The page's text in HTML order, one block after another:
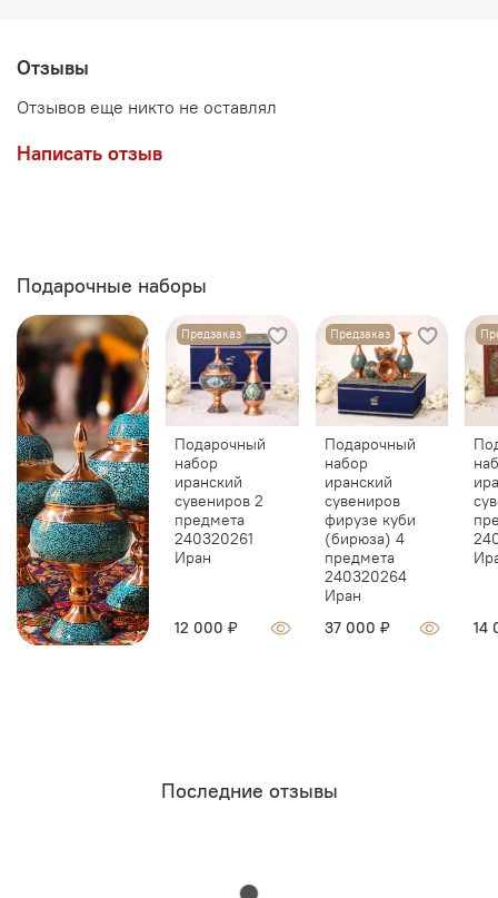
Отзывы
Отзывов еще никто не оставлял
Написать отзыв
Подарочные наборы
Предзаказ
Подарочный
набор
иранский
сувениров 2
предмета
240320261
Иран
12 000 ₽
Предзаказ
Подарочный
набор
иранский
сувениров
фирузе куби
(бирюза) 4
предмета
240320264
Иран
37 000 ₽
14
Последние отзывы